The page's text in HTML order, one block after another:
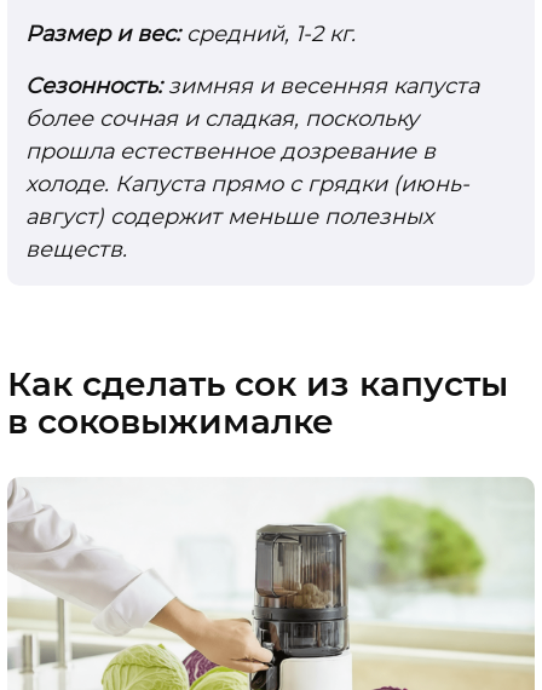
Размер и вес:средний, 1-2 кг.
Сезонность:зимняя и весенняя капуста
более сочная и сладкая, поскольку
прошла естественное дозревание в
холоде. Капуста прямо с грядки (июнь-
август) содержит меньше полезных
веществ.
Как сделать сок из капусты
в соковыжималке